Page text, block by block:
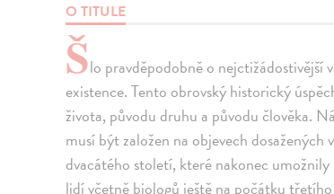
O TITULE
Šlo pravděpodobně o nejctižádostivější
existence. Tento obrovský historický
života, původu druhu a původu člověka.
musí být založen na objevech
dvacátého století, které nakonec
lidí včetně biologů ještě na počátku